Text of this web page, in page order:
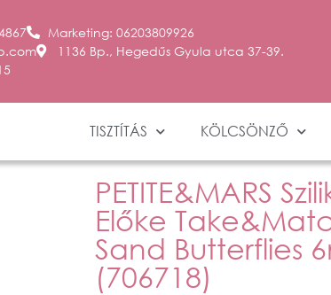
Marketing: 06203809926
1136 Bp., Hegedűs Gyula utca 37-39.
TISZTÍTÁS KÖLCSÖNZŐ
PETITE&MARS
Előke
Sand Butterflies
(706718)